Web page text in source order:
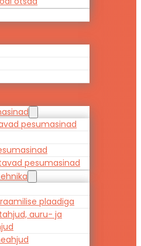
pesumasinad
pesumasinad
plaadiga
auru- ja